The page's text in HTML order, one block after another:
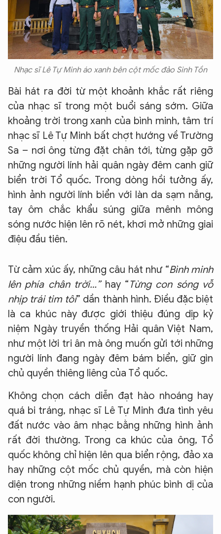
Nhạc sĩ Lê Tự Minh áo xanh bên cột mốc đảo Sinh Tồn
Bài hát ra đời từ một khoảnh khắc rất riêng
của nhạc sĩ trong một buổi sáng sớm. Giữa
khoảng trời trong xanh của bình minh, tâm trí
nhạc sĩ Lê Tự Minh bất chợt hướng về Trường
Sa – nơi ông từng đặt chân tới, từng gặp gỡ
những người lính hải quân ngày đêm canh giữ
biển trời Tổ quốc. Trong dòng hồi tưởng ấy,
hình ảnh người lính biển với làn da sạm nắng,
tay ôm chắc khẩu súng giữa mênh mông
sóng nước hiện lên rõ nét, khơi mở những giai
điệu đầu tiên.
Từ cảm xúc ấy, những câu hát như “Bình minh
lên phía chân trời…” hay “ Từng con sóng vỗ
nhịp trái tim tôi” dần thành hình. Điều đặc biệt
là ca khúc này được giới thiệu đúng dịp kỷ
niệm Ngày truyền thống Hải quân Việt Nam,
như một lời tri ân mà ông muốn gửi tới những
người lính đang ngày đêm bám biển, giữ gìn
chủ quyền thiêng liêng của Tổ quốc.
Không chọn cách diễn đạt hào nhoáng hay
quá bi tráng, nhạc sĩ Lê Tự Minh đưa tình yêu
đất nước vào âm nhạc bằng những hình ảnh
rất đời thường. Trong ca khúc của ông, Tổ
quốc không chỉ hiện lên qua biển rộng, đảo xa
hay những cột mốc chủ quyền, mà còn hiện
diện trong những niềm hạnh phúc bình dị của
con người.